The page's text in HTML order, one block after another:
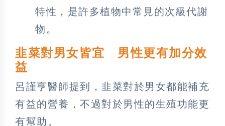
特性，是許多植物中常見的次級代謝
物。
韭菜對男女皆宜 男性更有加分效
益
呂謹亨醫師提到，韭菜對於男女都能補充
有益的營養，不過對於男性的生殖功能更
有幫助。